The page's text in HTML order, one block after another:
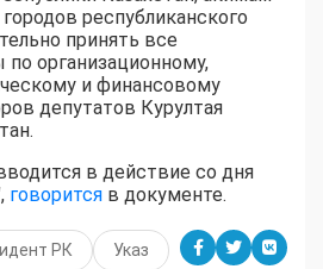
республиканского
принять все
организационному,
и финансовому
депутатов Курултая
в действие со дня
говорится в документе.
РК Указ